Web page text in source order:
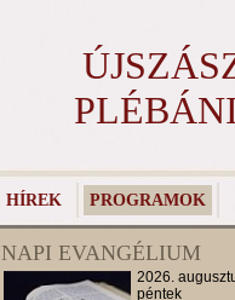
HÍREK PROGRAMOK
NAPI EVANGÉLIUM
2026.
péntek